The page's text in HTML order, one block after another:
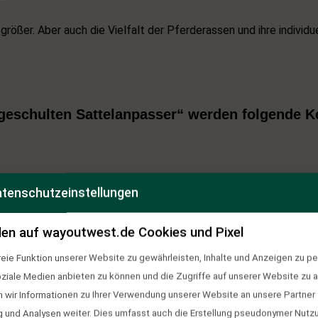
Aber auch die Vielfalt der Pferderassen und ihre
Sattelanpasser“ werden folgende
auf Sattellage und Sattelprobleme
Fähigkeiten des Reiters
Eignung für die unterschiedlichen Nutzungsformen.
Pferd unter Berücksichtigung der individuellen
Arbeit des osteopathisch geschulten Sattelanpassers
auf wayoutwest.de Cookies und Pixel
Funktion unserer Website zu gewährleisten, Inhalte und Anzeigen zu
Medien anbieten zu können und die Zugriffe auf unserer Website zu
Informationen zu Ihrer Verwendung unserer Website an unsere Partner
und Analysen weiter. Dies umfasst auch die Erstellung pseudonymer